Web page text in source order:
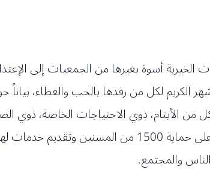
الخيرية أسوة بغيرها من الجمعيات إلى
رعاية كل من الأيتام، ذوي الاحتياجات
الأولية وتأمين الأدوية للمرضى المحتاجين،
والمجتمع.